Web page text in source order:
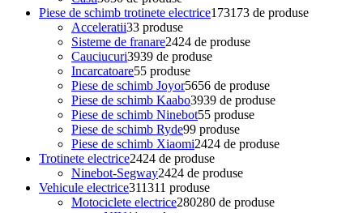
Piese de schimb trotinete electrice173173 de produse
Acceleratii33 produse
Sisteme de franare2424 de produse
Cauciucuri3939 de produse
Incarcatoare55 produse
Piese de schimb Joyor5656 de produse
Piese de schimb Kaabo3939 de produse
Piese de schimb Ninebot55 produse
Piese de schimb Ryde99 produse
Piese de schimb Xiaomi2424 de produse
Trotinete electrice2424 de produse
Ninebot-Segway2424 de produse
Vehicule electrice311311 produse
Motociclete electrice280280 de produse